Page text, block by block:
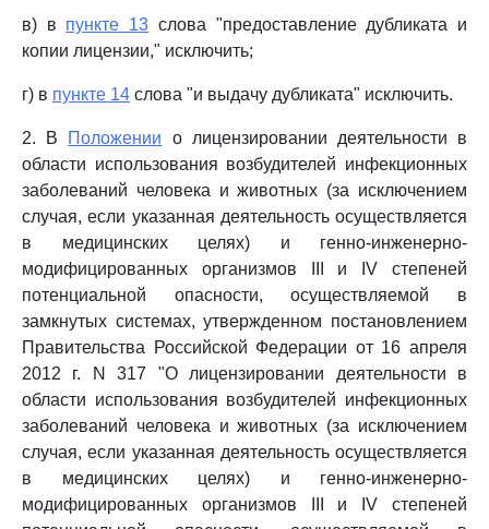
в) в пункте 13 слова "предоставление дубликата и
копии лицензии," исключить;
г) в пункте 14 слова "и выдачу дубликата" исключить.
2. В Положении о лицензировании деятельности в
области использования возбудителей инфекционных
заболеваний человека и животных (за исключением
случая, если указанная деятельность осуществляется
в медицинских целях) и генно-инженерно-
модифицированных организмов III и IV степеней
потенциальной опасности, осуществляемой в
замкнутых системах, утвержденном постановлением
Правительства Российской Федерации от 16 апреля
2012 г. N 317 "О лицензировании деятельности в
области использования возбудителей инфекционных
заболеваний человека и животных (за исключением
случая, если указанная деятельность осуществляется
в медицинских целях) и генно-инженерно-
модифицированных организмов III и IV степеней